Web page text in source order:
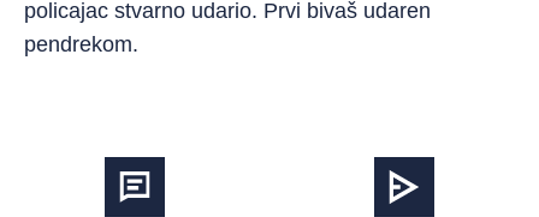
policajac stvarno udario. Prvi bivaš udaren
pendrekom.